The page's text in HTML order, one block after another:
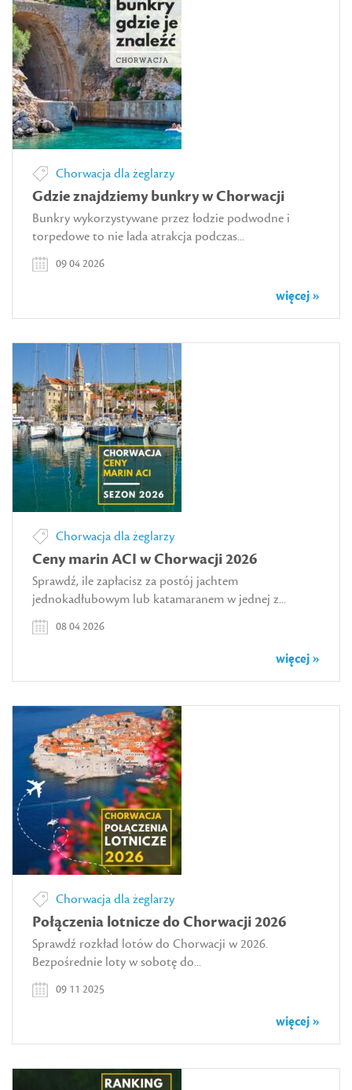
Chorwacja dla żeglarzy
Gdzie znajdziemy bunkry w Chorwacji
Bunkry wykorzystywane przez łodzie podwodne i
torpedowe to nie lada atrakcja podczas...
więcej »
09 04 2026
Chorwacja dla żeglarzy
Ceny marin ACI w Chorwacji 2026
Sprawdź, ile zapłacisz za postój jachtem
jednokadłubowym lub katamaranem w jednej z...
więcej »
08 04 2026
Chorwacja dla żeglarzy
Połączenia lotnicze do Chorwacji 2026
Sprawdź rozkład lotów do Chorwacji w 2026.
Bezpośrednie loty w sobotę do...
więcej »
09 11 2025